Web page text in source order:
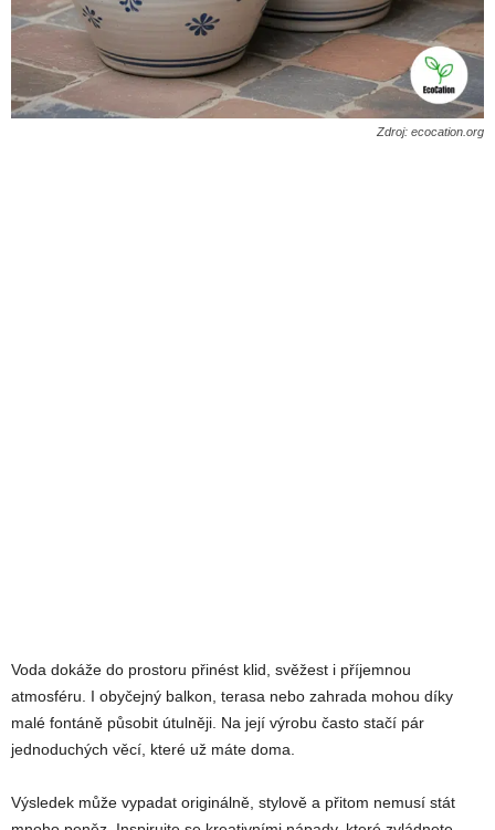
Zdroj: ecocation.org
Voda dokáže do prostoru přinést klid, svěžest i příjemnou
atmosféru. I obyčejný balkon, terasa nebo zahrada mohou díky
malé fontáně působit útulněji. Na její výrobu často stačí pár
jednoduchých věcí, které už máte doma.
Výsledek může vypadat originálně, stylově a přitom nemusí stát